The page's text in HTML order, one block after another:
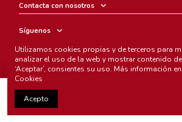
Contacta con nosotros
Síguenos
Boletín
Chunichi Comics
Utilizamos cookies propias y de terceros para
analizar el uso de la web y mostrar contenido
‘Aceptar’, consientes su uso. Más información
Cookies
Acepto